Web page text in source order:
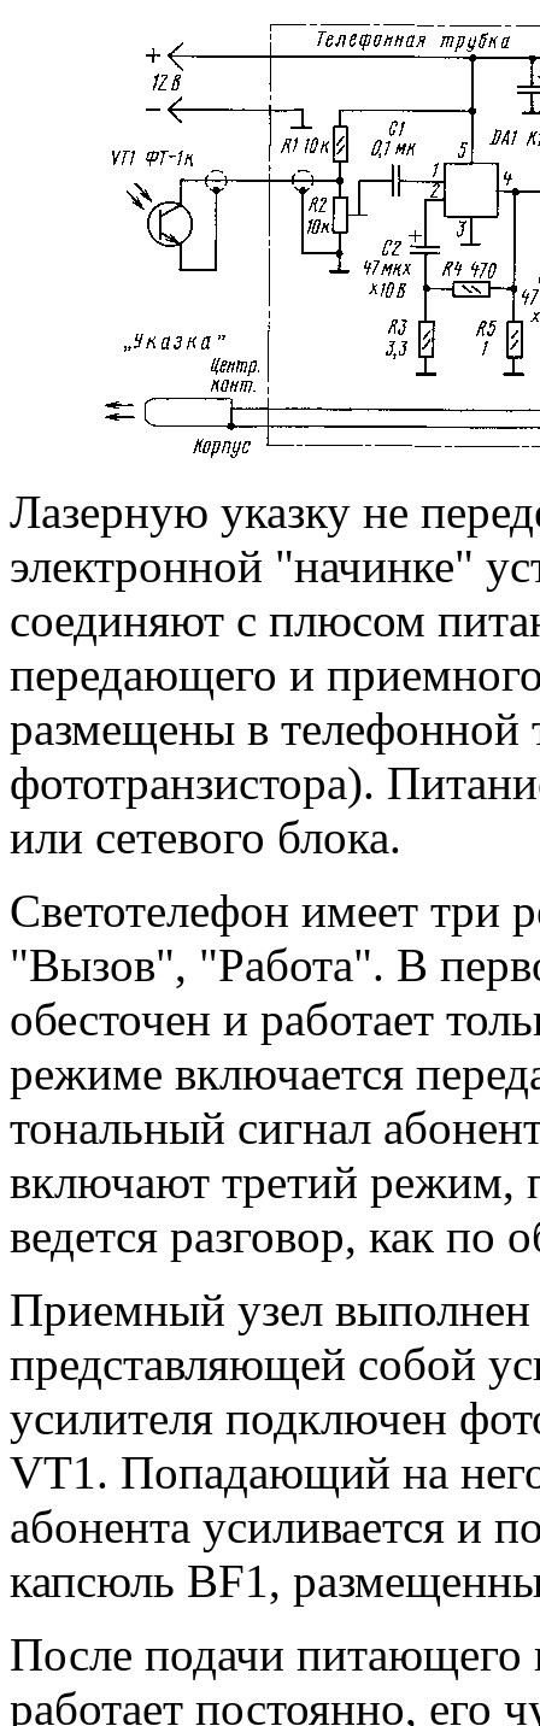
Лазерную указку не
электронной "начинке"
соединяют с плюсом
передающего и
размещены в телефонной
фототранзистора).
или сетевого блока.
Светотелефон имеет
"Вызов", "Работа". В
обесточен и работает
режиме включается
тональный сигнал
включают третий режим,
ведется разговор, как по
Приемный узел
представляющей собой
усилителя подключен
VT1. Попадающий на него
абонента усиливается и
капсюль BF1,
После подачи
работает постоянно, его